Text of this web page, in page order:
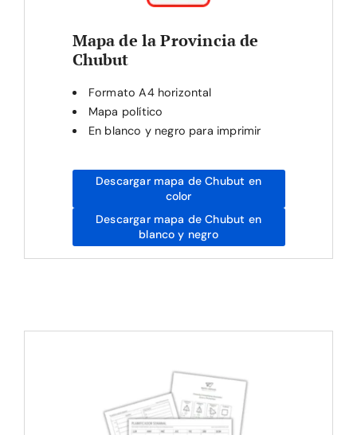
Mapa de la Provincia de
Chubut
Formato A4 horizontal
Mapa político
En blanco y negro para imprimir
Descargar mapa de Chubut en
color
Descargar mapa de Chubut en
blanco y negro